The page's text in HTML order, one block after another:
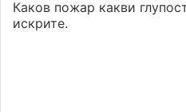
Каков пожар какви
искрите.